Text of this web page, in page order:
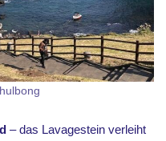
– das Lavagestein verleiht